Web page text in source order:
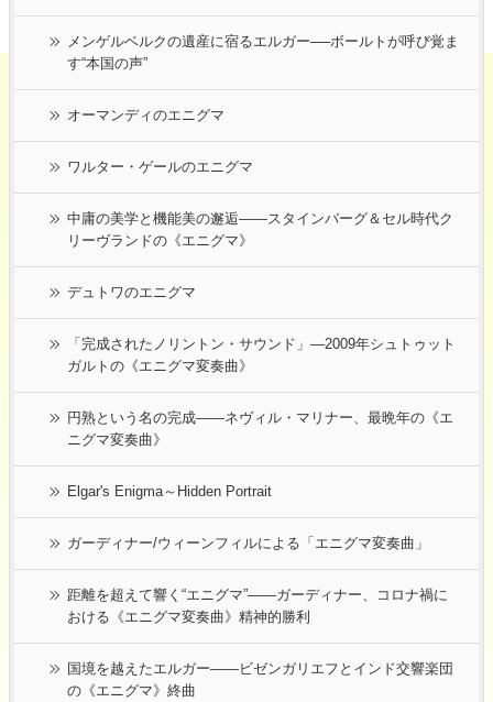
メンゲルベルクの遺産に宿るエルガー──ボールトが呼び覚ま
す“本国の声”
オーマンディのエニグマ
ワルター・ゲールのエニグマ
中庸の美学と機能美の邂逅――スタインバーグ＆セル時代ク
リーヴランドの《エニグマ》
デュトワのエニグマ
「完成されたノリントン・サウンド」―2009年シュトゥット
ガルトの《エニグマ変奏曲》
円熟という名の完成――ネヴィル・マリナー、最晩年の《エ
ニグマ変奏曲》
Elgar's Enigma～Hidden Portrait
ガーディナー/ウィーンフィルによる「エニグマ変奏曲」
距離を超えて響く“エニグマ”――ガーディナー、コロナ禍に
おける《エニグマ変奏曲》精神的勝利
国境を越えたエルガー――ビゼンガリエフとインド交響楽団
の《エニグマ》終曲